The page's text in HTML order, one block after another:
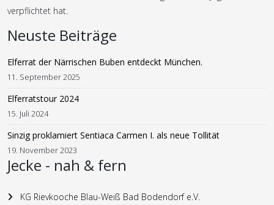
verpflichtet hat.
Neuste Beiträge
Elferrat der Närrischen Buben entdeckt München.
11. September 2025
Elferratstour 2024
15. Juli 2024
Sinzig proklamiert Sentiaca Carmen I. als neue Tollität
19. November 2023
Jecke - nah & fern
KG Rievkooche Blau-Weiß Bad Bodendorf e.V.